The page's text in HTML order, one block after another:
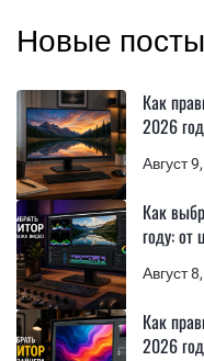
Новые посты
Август
Как
2026
Август
Как
году: от
Как
2026